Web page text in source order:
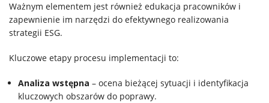
Ważnym elementem jest również edukacja pracowników i
zapewnienie im narzędzi do efektywnego realizowania
strategii ESG.
Kluczowe etapy procesu implementacji to:
Analiza wstępna – ocena bieżącej sytuacji i identyfikacja
kluczowych obszarów do poprawy.